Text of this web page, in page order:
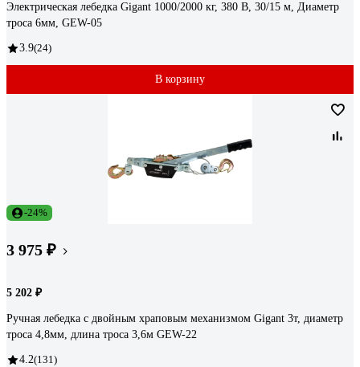
Электрическая лебедка Gigant 1000/2000 кг, 380 В, 30/15 м, Диаметр
троса 6мм, GEW-05
3.9(24)
В корзину
-24%
3 975 ₽
5 202 ₽
Ручная лебедка с двойным храповым механизмом Gigant 3т, диаметр
троса 4,8мм, длина троса 3,6м GEW-22
4.2(131)